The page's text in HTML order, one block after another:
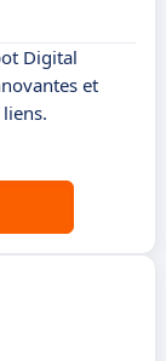
Digital
et